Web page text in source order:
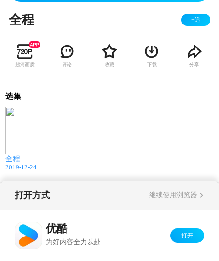
全程 +追
超清画质 评论 收藏 下载 分享
选集
全程
2019-12-24
版权所有
打开方式 继续使用浏览器
优酷
为好内容全力以赴
打开